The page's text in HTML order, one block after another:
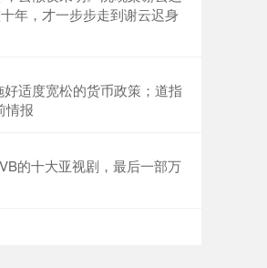
年，才一步步走到谢云迟身
适度宽松的货币政策；道指
情报
的十大亚视剧，最后一部万